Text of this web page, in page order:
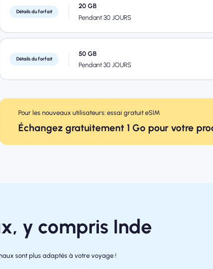
Détails du forfait
20 GB
Pendant 30 JOURS
Détails du forfait
50 GB
Pendant 30 JOURS
Pour les nouveaux utilisateurs: essai gratuit eSIM
Échangez gratuitement 1 Go pour votre
y compris Inde
sont plus adaptés à votre voyage !